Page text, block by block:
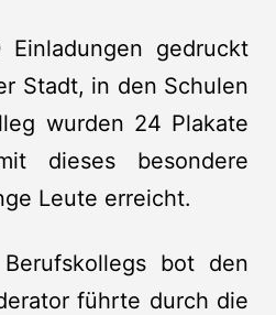
Einladungen gedruckt
Stadt, in den Schulen
wurden 24 Plakate
dieses besondere
Leute erreicht.
bot den
führte durch die